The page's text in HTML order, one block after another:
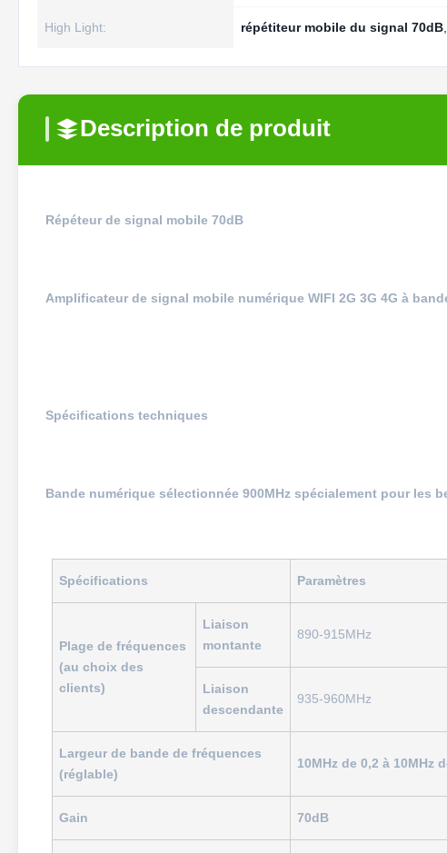
High Light: répétiteur mobile du signal 70dB
Description de produit
Répéteur de signal mobile 70dB​
Amplificateur de signal mobile numérique WIFI 2G 3G 4G à
Spécifications techniques
Bande numérique sélectionnée 900MHz spécialement pour les
Spécifications Paramètres
Plage de fréquences
(au choix des
clients)
Liaison
montante
890-915MHz
Liaison
descendante
935-960MHz
Largeur de bande de fréquences
(réglable)
10MHz de 0,2 à 10MHz
Gain 70dB